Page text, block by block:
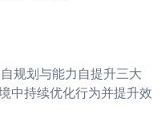
规划与能力自提升三大
中持续优化行为并提升效